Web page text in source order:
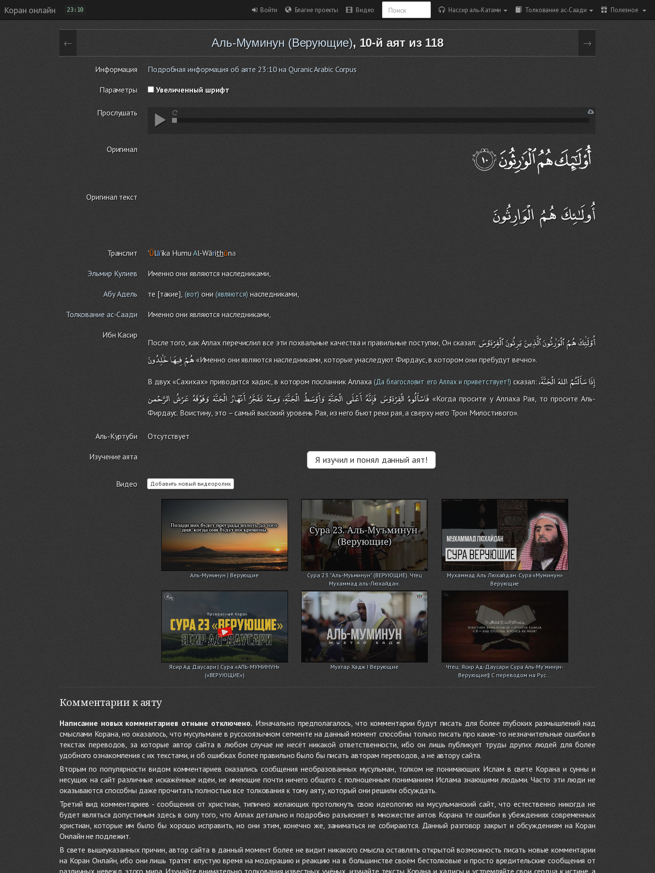
Коран онлайн 23:10 Войти Благие проекты Видео Нассир аль-Катами Толкование ас-Саади Полезное
← Аль-Муминун (Верующие), 10-й аят из 118 →
Информация Подробная информация об аяте 23:10 на Quranic Arabic Corpus
Параметры Увеличенный шрифт
Прослушать
Оригинал
Оригинал текст
أُولَـٰئِكَ هُمُ الْوَارِثُونَ
Транслит 'Ūlā'ika HumuAl-Wārithūna
Эльмир Кулиев Именно они являются наследниками,
Абу Адель те [такие], (вот) они(являются)наследниками,
Толкование ас-Саади Именно они являются наследниками,
Ибн Касир
После того, как Аллах перечислил все эти похвальные качества и правильные поступки, Он сказал:
أُوْلَٰئِكَهُمُٱلْوَٰرِثُونَٱلَّذِينَيَرِثُونَٱلْفِرْدَوْسَ
هُمْفِيهَاخَٰلِدُونَ «Именно они являются наследниками, которые унаследуют Фирдаус, в котором они пребудут вечно».
В двух «Сахихах» приводится хадис, в котором посланник Аллаха(Да благословит его Аллах и приветствует!)сказал: إِذَاسَأَلْتُمُاللهَالْجَنَّةَ،
فَاسْأَلُوهُالْفِرْدَوْسَ فَإِنَّهُأَعْلَى الْجَنَّةِ وَأَوْسَطُالْجَنَّةِ،وَمِنْهُتَفَجَّرُأَنْهَارُالْجَنَّة وَفَوْقَهُعَرْشُ الرَّحْمن
«Когда просите у Аллаха Рая, то просите Аль-
Фирдаус. Воистину, это – самый высокий уровень Рая, из него бьют реки рая, а сверху него Трон Милостивого».
Аль-Куртуби Отсутствует
Изучение аята Я изучил и понял данный аят!
Видео Добавить новый видеоролик
Аль-Муминун | Верующие
Сура 23. "Аль-Муъминун" (ВЕРУЮЩИЕ). Чтец
Мухаммад аль-Люхайдан.
Мухаммад Аль Люхайдан. Сура «Муминун»
Верующие
Ясир Ад Даусари | Сура «АЛЬ-МУМИНУН»
(«ВЕРУЮЩИЕ»)
Мухтар Хадж I Верующие
Чтец: Ясир Ад-Даусари Сура Аль-Му'минун-
Верующие|| С переводом на Рус...
Комментарии к аяту
Написание новых комментариев отныне отключено. Изначально предполагалось, что комментарии будут писать для более глубоких размышлений над
смыслами Корана, но оказалось, что мусульмане в русскоязычном сегменте на данный момент способны только писать про какие-то незначительные ошибки в
текстах переводов, за которые автор сайта в любом случае не несёт никакой ответственности, ибо он лишь публикует труды других людей для более
удобного ознакомления с их текстами, и об ошибках более правильно было бы писать авторам переводов, а не автору сайта.
Вторым по популярности видом комментариев оказались сообщения необразованных мусульман, толком не понимающих Ислам в свете Корана и сунны и
несущих на сайт различные искажённые идеи, не имеющие почти ничего общего с полноценным пониманием Ислама знающими людьми. Часто эти люди не
оказываются способны даже прочитать полностью все толкования к тому аяту, который они решили обсуждать.
Третий вид комментариев - сообщения от христиан, типично желающих протолкнуть свою идеологию на мусульманский сайт, что естественно никогда не
будет являться допустимым здесь в силу того, что Аллах детально и подробно разъясняет в множестве аятов Корана те ошибки в убеждениях современных
христиан, которые им было бы хорошо исправить, но они этим, конечно же, заниматься не собираются. Данный разговор закрыт и обсуждениям на Коран
Онлайн не подлежит.
В свете вышеуказанных причин, автор сайта в данный момент более не видит никакого смысла оставлять открытой возможность писать новые комментарии
на Коран Онлайн, ибо они лишь тратят впустую время на модерацию и реакцию на в большинстве своём бестолковые и просто вредительские сообщения от